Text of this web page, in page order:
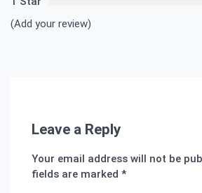
(Add your review)
Leave a Reply
Your email address will not be
fields are marked *